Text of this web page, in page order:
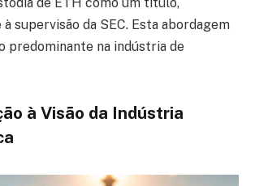
supervisão da SEC. Esta abordagem
predominante na indústria de
à Visão da Indústria